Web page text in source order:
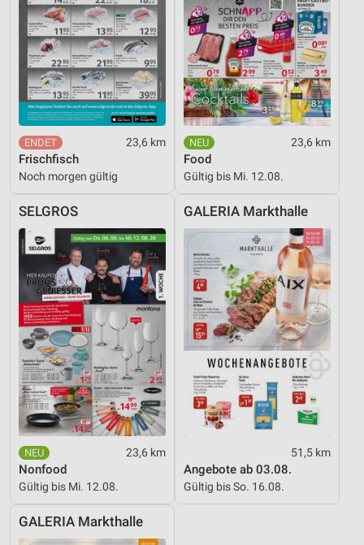
23,6 km
Frischfisch
Noch morgen gültig
23,6 km
Food
Gültig bis Mi. 12.08.
SELGROS
23,6 km
Nonfood
Gültig bis Mi. 12.08.
GALERIA Markthalle
51,5 km
Angebote ab 03.08.
Gültig bis So. 16.08.
GALERIA Markthalle